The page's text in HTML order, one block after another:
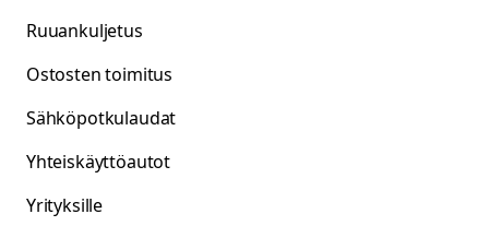
Ruuankuljetus
Ostosten toimitus
Sähköpotkulaudat
Yhteiskäyttöautot
Yrityksille